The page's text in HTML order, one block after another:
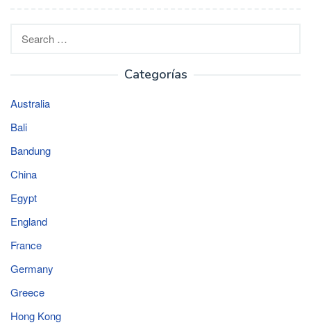
for:
Categorías
Australia
Bali
Bandung
China
Egypt
England
France
Germany
Greece
Hong Kong